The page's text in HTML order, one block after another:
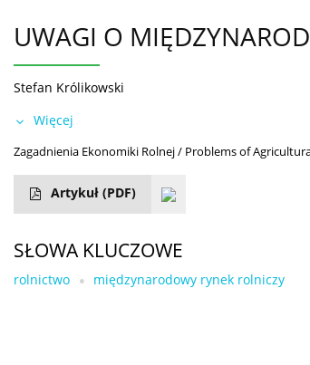
UWAGI O
Stefan Królikowski
Więcej
Zagadnienia Ekonomiki Rolnej / Problems of
Artykuł (PDF)
SŁOWA KLUCZOWE
rolnictwo międzynarodowy rynek rolniczy